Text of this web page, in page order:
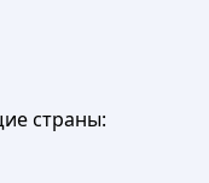
страны: